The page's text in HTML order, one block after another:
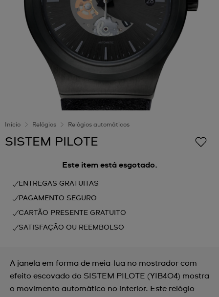
Início Relógios Relógios automáticos
SISTEM PILOTE
Este item está esgotado.
ENTREGAS GRATUITAS
PAGAMENTO SEGURO
CARTÃO PRESENTE GRATUITO
SATISFAÇÃO OU REEMBOLSO
A janela em forma de meia-lua no mostrador com
efeito escovado do SISTEM PILOTE (YIB404) mostra
o movimento automático no interior. Este relógio